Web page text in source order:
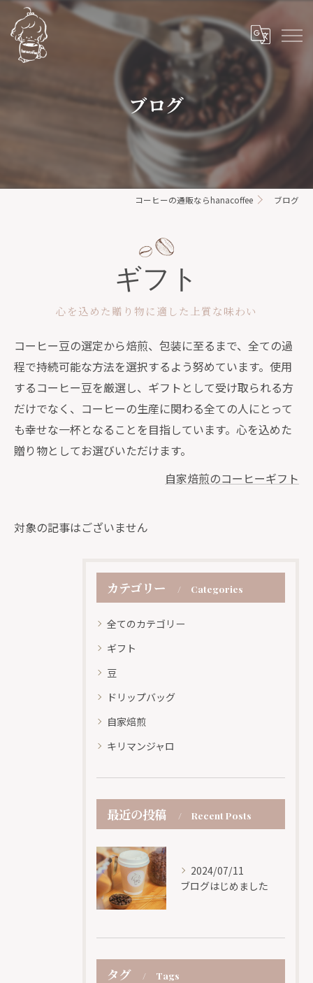
ブログ
コーヒーの通販ならhanacoffee ブログ
ギフト
心を込めた贈り物に適した上質な味わい
コーヒー豆の選定から焙煎、包装に至るまで、全ての過
程で持続可能な方法を選択するよう努めています。使用
するコーヒー豆を厳選し、ギフトとして受け取られる方
だけでなく、コーヒーの生産に関わる全ての人にとって
も幸せな一杯となることを目指しています。心を込めた
贈り物としてお選びいただけます。
自家焙煎のコーヒーギフト
対象の記事はございません
カテゴリー Categories
全てのカテゴリー
ギフト
豆
ドリップバッグ
自家焙煎
キリマンジャロ
最近の投稿 Recent Posts
2024/07/11
ブログはじめました
タグ Tags